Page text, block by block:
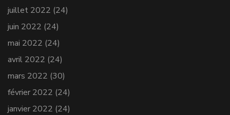
juillet 2022 (24)
juin 2022 (24)
mai 2022 (24)
avril 2022 (24)
mars 2022 (30)
février 2022 (24)
janvier 2022 (24)